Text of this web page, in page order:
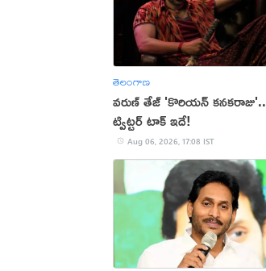
తెలంగాణ
వరుణ్ తేజ్ 'కొరియన్ కనకరాజు'..
ట్విట్టర్ టాక్ ఇదే!
Aug 06, 2026, 17:08 IST